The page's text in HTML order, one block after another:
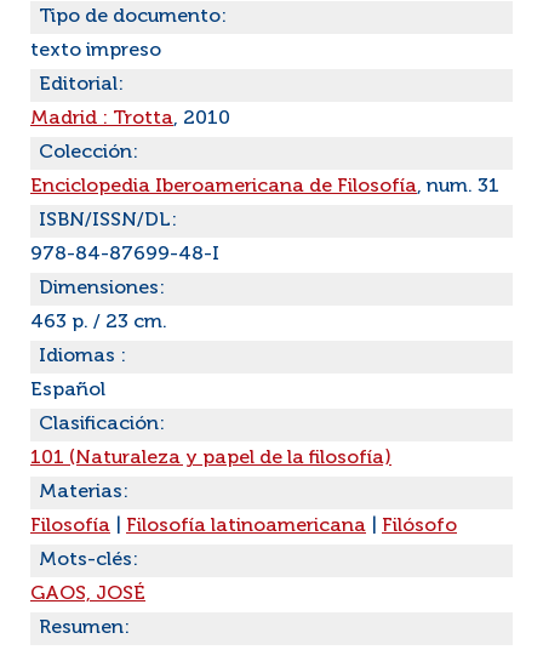
Tipo de documento:
texto impreso
Editorial:
Madrid : Trotta, 2010
Colección:
Enciclopedia Iberoamericana de Filosofía, num. 31
ISBN/ISSN/DL:
978-84-87699-48-I
Dimensiones:
463 p. / 23 cm.
Idiomas :
Español
Clasificación:
101 (Naturaleza y papel de la filosofía)
Materias:
Filosofía
Filosofía latinoamericana
Filósofo
Mots-clés:
GAOS, JOSÉ
Resumen: